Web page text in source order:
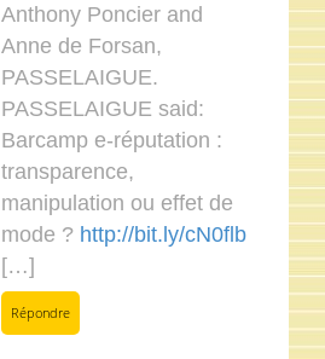
Anthony Poncier and
Anne de Forsan,
PASSELAIGUE.
PASSELAIGUE said:
Barcamp e-réputation :
transparence,
manipulation ou effet de
mode ? http://bit.ly/cN0flb
[…]
Répondre